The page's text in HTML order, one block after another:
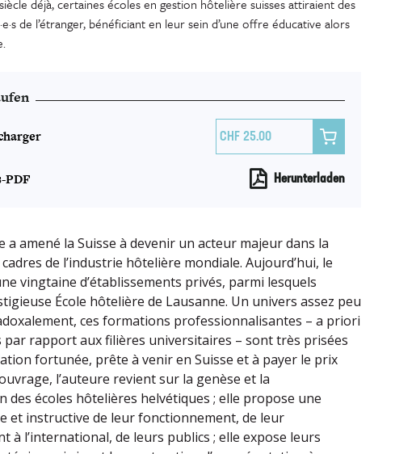
déjà, certaines écoles en gestion hôtelière suisses attiraient des
de l’étranger, bénéficiant en leur sein d’une offre éducative alors
25.00 
PDF Herunterladen
a amené la Suisse à devenir un acteur majeur dans la
de l’industrie hôtelière mondiale. Aujourd’hui, le
vingtaine d’établissements privés, parmi lesquels
École hôtelière de Lausanne. Un univers assez peu
ces formations professionnalisantes – a priori
par rapport aux filières universitaires – sont très prisées
fortunée, prête à venir en Suisse et à payer le prix
l’auteure revient sur la genèse et la
des écoles hôtelières helvétiques ; elle propose une
et instructive de leur fonctionnement, de leur
à l’international, de leurs publics ; elle expose leurs